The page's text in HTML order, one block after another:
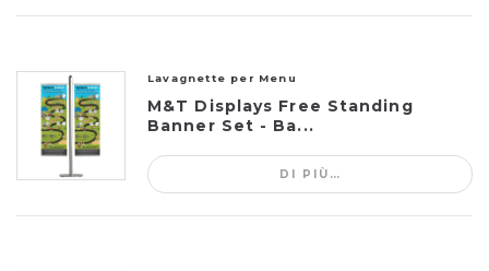
Lavagnette per Menu
M&T Displays Free Standing
Banner Set - Ba...
DI PIÙ…